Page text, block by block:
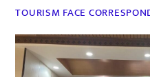
TOURISM FACE